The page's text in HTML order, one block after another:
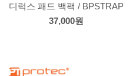
디럭스 패드 백팩 / BPSTRAP
37,000원